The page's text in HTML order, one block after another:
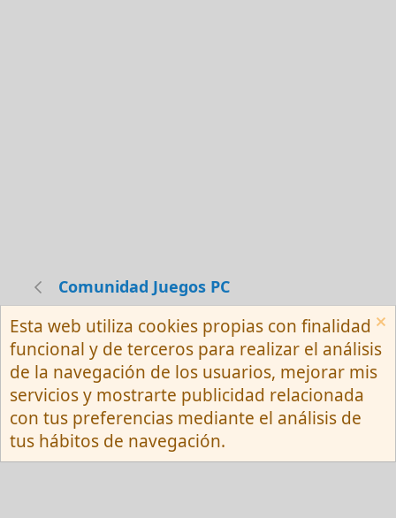
Comunidad Juegos PC
Español (Neutro) Tu
Contactarnos
Términos y reglas
Privacy policy
Ayuda
R
S
S
Community platform by XenForo ® © 2010-
2026 XenForo Ltd.
Esta web utiliza cookies propias con finalidad
funcional y de terceros para realizar el análisis
de la navegación de los usuarios, mejorar mis
servicios y mostrarte publicidad relacionada
con tus preferencias mediante el análisis de
tus hábitos de navegación.